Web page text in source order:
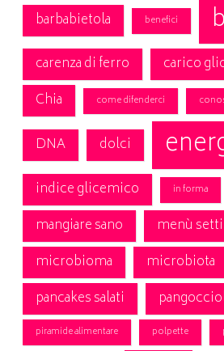
barbabietola
benefici
carenza di ferro carico
Chia come difenderci
DNA dolci
indice glicemico in forma
mangiare sano
menù
microbioma
microbiota
pancakes salati
piramide alimentare polpette